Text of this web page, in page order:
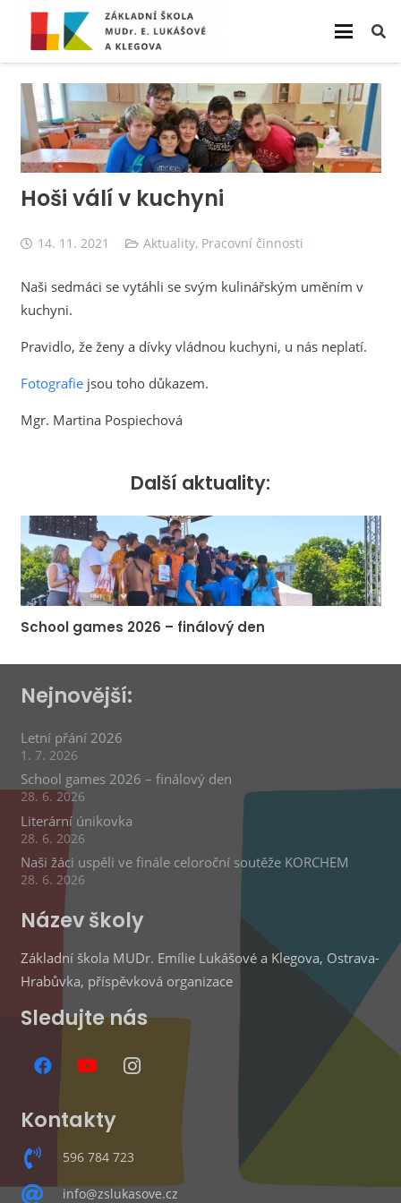
Hoši válí v kuchyni
14. 11. 2021 Aktuality, Pracovní činnosti
Naši sedmáci se vytáhli se svým kulinářským uměním v
kuchyni.
Pravidlo, že ženy a dívky vládnou kuchyni, u nás neplatí.
Fotografiejsou toho důkazem.
Mgr. Martina Pospiechová
Další aktuality:
School games 2026 – finálový den
Nejnovější:
Letní přání 2026
1. 7. 2026
School games 2026 – finálový den
28. 6. 2026
Literární únikovka
28. 6. 2026
Naši žáci uspěli ve finále celoroční soutěže KORCHEM
28. 6. 2026
Název školy
Základní škola MUDr. Emílie Lukášové a Klegova, Ostrava-
Hrabůvka, příspěvková organizace
Sledujte nás
Kontakty
596 784 723
info@zslukasove.cz